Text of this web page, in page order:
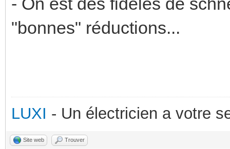
"bonnes" réductions...
LUXI - Un électricien a votre
Site web Trouver